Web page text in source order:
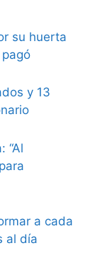
su huerta
y 13
“Al
a cada
al día